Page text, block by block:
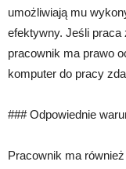
umożliwiają mu
efektywny. Jeśli
pracownik ma prawo
komputer do pracy
### Odpowiednie
Pracownik ma